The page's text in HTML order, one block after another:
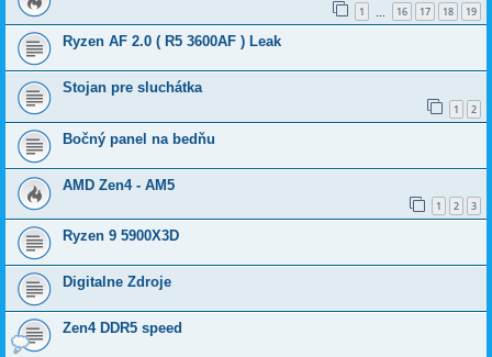
1 16 17 18 19
Ryzen AF 2.0 ( R5 3600AF ) Leak
Stojan pre sluchátka
1 2
Bočný panel na bedňu
AMD Zen4 - AM5
1 2 3
Ryzen 9 5900X3D
Digitalne Zdroje
Zen4 DDR5 speed